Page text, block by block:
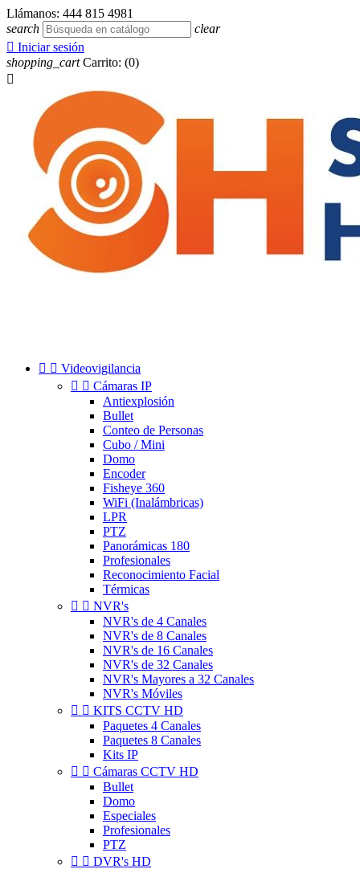
Llámanos: 444 815 4981
search
clear
 Iniciar sesión
shopping_cart Carrito: (0)

  Videovigilancia
  Cámaras IP
Antiexplosión
Bullet
Conteo de Personas
Cubo / Mini
Domo
Encoder
Fisheye 360
WiFi (Inalámbricas)
LPR
PTZ
Panorámicas 180
Profesionales
Reconocimiento Facial
Térmicas
  NVR's
NVR's de 4 Canales
NVR's de 8 Canales
NVR's de 16 Canales
NVR's de 32 Canales
NVR's Mayores a 32 Canales
NVR's Móviles
  KITS CCTV HD
Paquetes 4 Canales
Paquetes 8 Canales
Kits IP
  Cámaras CCTV HD
Bullet
Domo
Especiales
Profesionales
PTZ
  DVR's HD